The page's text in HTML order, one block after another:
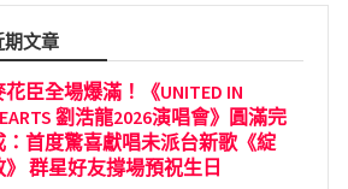
期文章
花臣全場爆滿！《UNITED IN
劉浩龍2026演唱會》圓滿完
：首度驚喜獻唱未派台新歌《綻
》 群星好友撐場預祝生日